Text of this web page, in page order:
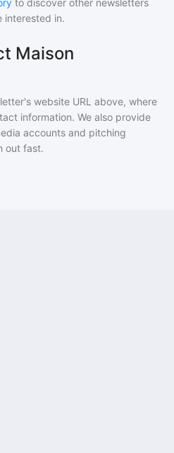
to discover other newsletters
interested in.
Maison
website URL above, where
information. We also provide
accounts and pitching
out fast.